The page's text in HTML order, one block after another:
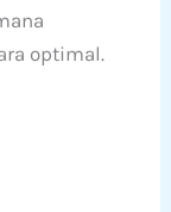
optimal.